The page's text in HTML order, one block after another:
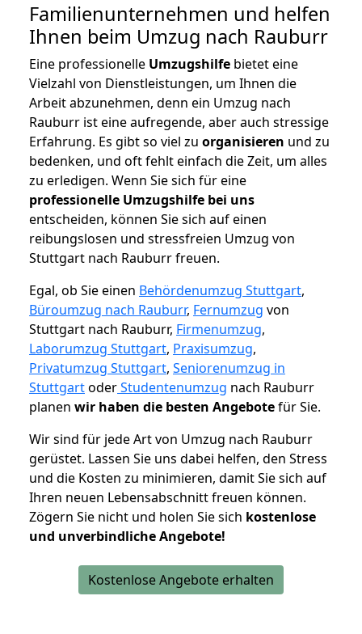
Familienunternehmen und helfen
Ihnen beim Umzug nach Rauburr
Eine professionelle Umzugshilfe bietet eine
Vielzahl von Dienstleistungen, um Ihnen die
Arbeit abzunehmen, denn ein Umzug nach
Rauburr ist eine aufregende, aber auch stressige
Erfahrung. Es gibt so viel zu organisieren und zu
bedenken, und oft fehlt einfach die Zeit, um alles
zu erledigen. Wenn Sie sich für eine
professionelle Umzugshilfe bei uns
entscheiden, können Sie sich auf einen
reibungslosen und stressfreien Umzug von
Stuttgart nach Rauburr freuen.
Egal, ob Sie einen Behördenumzug Stuttgart,
Büroumzug nach Rauburr, Fernumzug von
Stuttgart nach Rauburr, Firmenumzug,
Laborumzug Stuttgart, Praxisumzug,
Privatumzug Stuttgart, Seniorenumzug in
StuttgartoderStudentenumzug nach Rauburr
planen wir haben die besten Angebotefür Sie.
Wir sind für jede Art von Umzug nach Rauburr
gerüstet. Lassen Sie uns dabei helfen, den Stress
und die Kosten zu minimieren, damit Sie sich auf
Ihren neuen Lebensabschnitt freuen können.
Zögern Sie nicht und holen Sie sich kostenlose
und unverbindliche Angebote!
Kostenlose Angebote erhalten